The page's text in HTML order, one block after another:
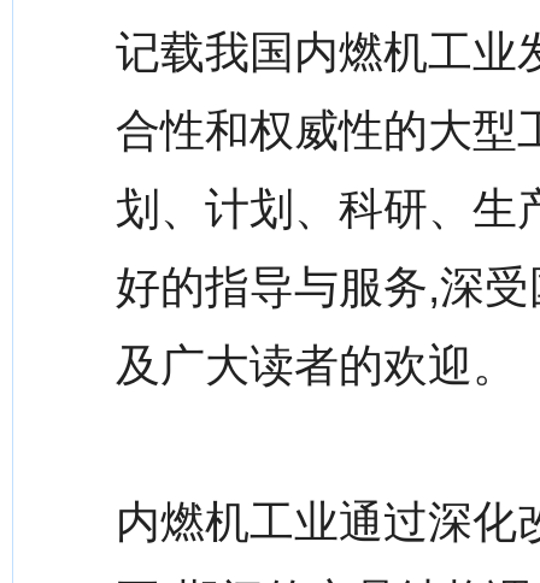
记载我国内燃机工业
合性和权威性的大型
划、计划、科研、生
好的指导与服务,深
及广大读者的欢迎。
内燃机工业通过深化